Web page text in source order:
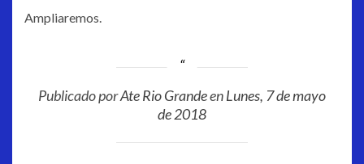
Ampliaremos.
Publicado porAte Rio GrandeenLunes, 7 de mayo
de 2018